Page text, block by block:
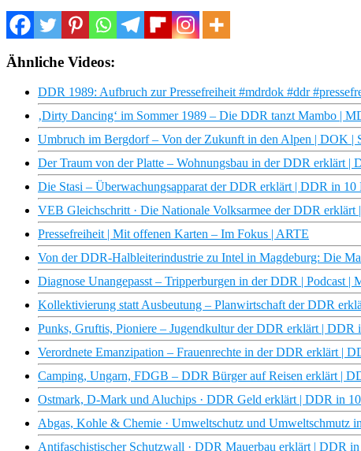
Ähnliche Videos:
DDR 1989: Aufbruch zur Pressefreiheit #mdrdok #ddr
‚Dirty Dancing‘ im Sommer 1989 – Die DDR tanzt Mambo |
Umbruch im Bergdorf – Von der Zukunft in den Alpen | DOK |
Der Traum von der Platte – Wohnungsbau in der DDR erklärt
Die Stasi – Überwachungsapparat der DDR erklärt | DDR in
VEB Gleichschritt · Die Nationale Volksarmee der DDR
Pressefreiheit | Mit offenen Karten – Im Fokus | ARTE
Von der DDR-Halbleiterindustrie zu Intel in Magdeburg: Die
Diagnose Unangepasst – Tripperburgen in der DDR | Podcast
Kollektivierung statt Ausbeutung – Planwirtschaft der DDR
Punks, Gruftis, Pioniere – Jugendkultur der DDR erklärt |
Verordnete Emanzipation – Frauenrechte in der DDR erklärt |
Camping, Ungarn, FDGB – DDR Bürger auf Reisen erklärt |
Ostmark, D-Mark und Aluchips · DDR Geld erklärt | DDR in
Abgas, Kohle & Chemie · Umweltschutz und
Antifaschistischer Schutzwall · DDR Mauerbau erklärt | DDR